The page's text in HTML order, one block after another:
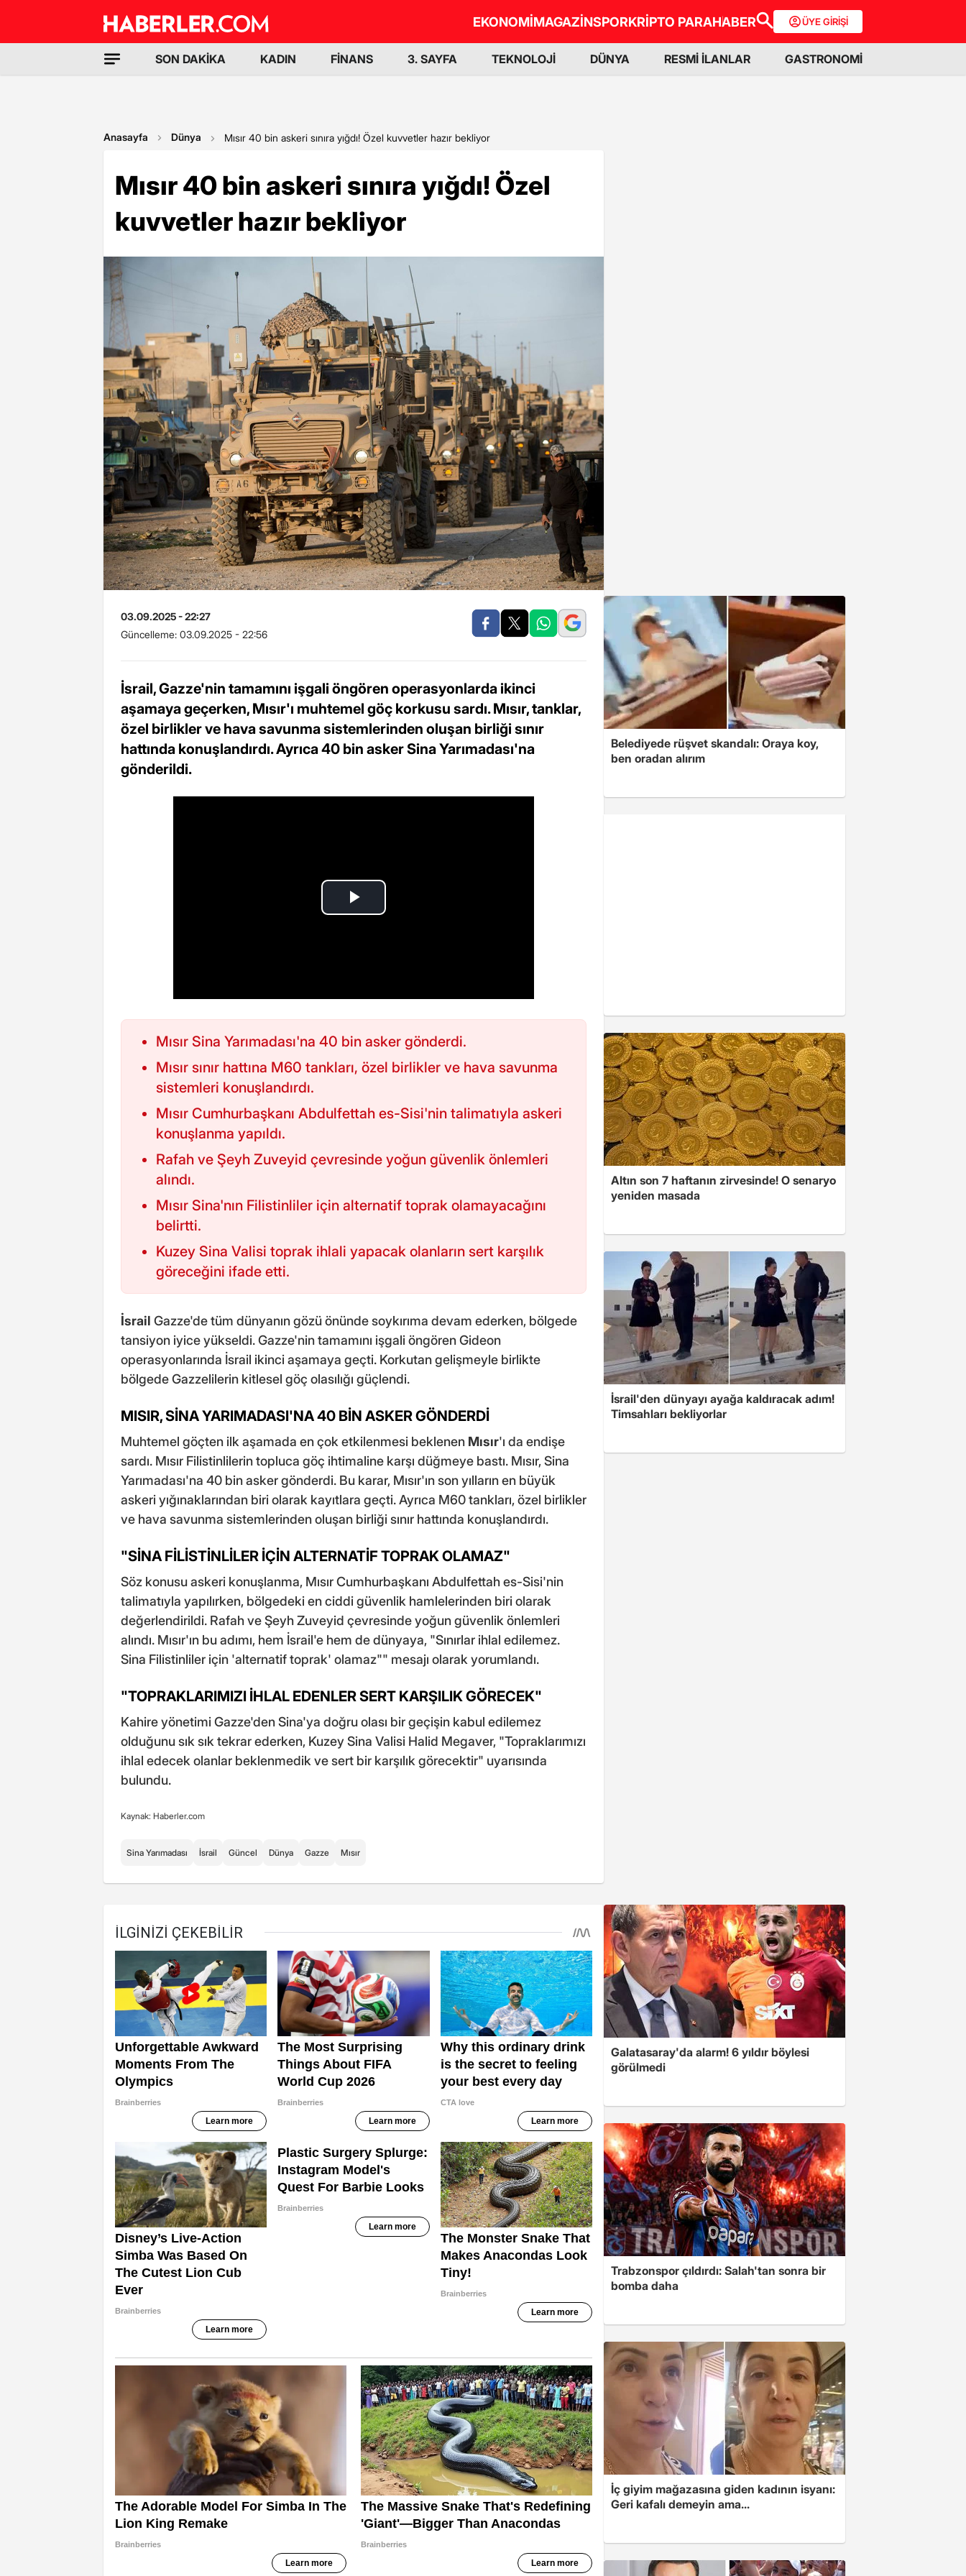
EKONOMİMAGAZİNSPORKRİPTO PARAHABER ÜYE GİRİŞİ
SON DAKİKA KADIN FİNANS 3. SAYFA TEKNOLOJİ DÜNYA RESMİ İLANLAR GASTRONOMİ
Anasayfa Dünya Mısır 40 bin askeri sınıra yığdı! Özel kuvvetler hazır bekliyor
Mısır 40 bin askeri sınıra yığdı! Özel
kuvvetler hazır bekliyor
03.09.2025 - 22:27
Güncelleme: 03.09.2025 - 22:56
İsrail, Gazze'nin tamamını işgali öngören operasyonlarda ikinci
aşamaya geçerken, Mısır'ı muhtemel göç korkusu sardı. Mısır, tanklar,
özel birlikler ve hava savunma sistemlerinden oluşan birliği sınır
hattında konuşlandırdı. Ayrıca 40 bin asker Sina Yarımadası'na
gönderildi.
Mısır Sina Yarımadası'na 40 bin asker gönderdi.
Mısır sınır hattına M60 tankları, özel birlikler ve hava savunma
sistemleri konuşlandırdı.
Mısır Cumhurbaşkanı Abdulfettah es-Sisi'nin talimatıyla askeri
konuşlanma yapıldı.
Rafah ve Şeyh Zuveyid çevresinde yoğun güvenlik önlemleri
alındı.
Mısır Sina'nın Filistinliler için alternatif toprak olamayacağını
belirtti.
Kuzey Sina Valisi toprak ihlali yapacak olanların sert karşılık
göreceğini ifade etti.
İsrail Gazze'de tüm dünyanın gözü önünde soykırıma devam ederken, bölgede
tansiyon iyice yükseldi. Gazze'nin tamamını işgali öngören Gideon
operasyonlarında İsrail ikinci aşamaya geçti. Korkutan gelişmeyle birlikte
bölgede Gazzelilerin kitlesel göç olasılığı güçlendi.
MISIR, SİNA YARIMADASI'NA 40 BİN ASKER GÖNDERDİ
Muhtemel göçten ilk aşamada en çok etkilenmesi beklenen Mısır'ı da endişe
sardı. Mısır Filistinlilerin topluca göç ihtimaline karşı düğmeye bastı. Mısır, Sina
Yarımadası'na 40 bin asker gönderdi. Bu karar, Mısır'ın son yılların en büyük
askeri yığınaklarından biri olarak kayıtlara geçti. Ayrıca M60 tankları, özel birlikler
ve hava savunma sistemlerinden oluşan birliği sınır hattında konuşlandırdı.
"SİNA FİLİSTİNLİLER İÇİN ALTERNATİF TOPRAK OLAMAZ"
Söz konusu askeri konuşlanma, Mısır Cumhurbaşkanı Abdulfettah es-Sisi'nin
talimatıyla yapılırken, bölgedeki en ciddi güvenlik hamlelerinden biri olarak
değerlendirildi. Rafah ve Şeyh Zuveyid çevresinde yoğun güvenlik önlemleri
alındı. Mısır'ın bu adımı, hem İsrail'e hem de dünyaya, "Sınırlar ihlal edilemez.
Sina Filistinliler için 'alternatif toprak' olamaz"" mesajı olarak yorumlandı.
"TOPRAKLARIMIZI İHLAL EDENLER SERT KARŞILIK GÖRECEK"
Kahire yönetimi Gazze'den Sina'ya doğru olası bir geçişin kabul edilemez
olduğunu sık sık tekrar ederken, Kuzey Sina Valisi Halid Megaver, "Topraklarımızı
ihlal edecek olanlar beklenmedik ve sert bir karşılık görecektir" uyarısında
bulundu.
Kaynak: Haberler.com
Sina Yarımadası İsrail Güncel Dünya Gazze Mısır
Belediyede rüşvet skandalı: Oraya koy,
ben oradan alırım
Altın son 7 haftanın zirvesinde! O senaryo
yeniden masada
İsrail'den dünyayı ayağa kaldıracak adım!
Timsahları bekliyorlar
Galatasaray'da alarm! 6 yıldır böylesi
görülmedi
Trabzonspor çıldırdı: Salah'tan sonra bir
bomba daha
İç giyim mağazasına giden kadının isyanı:
Geri kafalı demeyin ama...